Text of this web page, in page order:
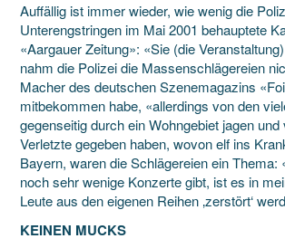
Auffällig ist immer wieder, wie wenig die
Unterengstringen im Mai 2001 behauptete
«Aargauer Zeitung»: «Sie (die
nahm die Polizei die Massenschlägereien
Macher des deutschen Szenemagazins
mitbekommen habe, «allerdings von den
gegenseitig durch ein Wohngebiet jagen
Verletzte gegeben haben, wovon elf ins
Bayern, waren die Schlägereien ein
noch sehr wenige Konzerte gibt, ist es in
Leute aus den eigenen Reihen ‚zerstört‘
KEINEN MUCKS